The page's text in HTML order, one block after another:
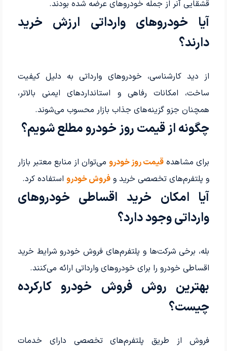
قشقایی آنر از جمله خودروهای عرضه شده بودند.
آیا خودروهای وارداتی ارزش خرید
دارند؟
از دید کارشناسی، خودروهای وارداتی به دلیل کیفیت
ساخت، امکانات رفاهی و استانداردهای ایمنی بالاتر،
همچنان جزو گزینه‌های جذاب بازار محسوب می‌شوند.
چگونه از قیمت روز خودرو مطلع شویم؟
برای مشاهده قیمت روز خودرومی‌توان از منابع معتبر بازار
و پلتفرم‌های تخصصی خرید و فروش خودرواستفاده کرد.
آیا امکان خرید اقساطی خودروهای
وارداتی وجود دارد؟
بله، برخی شرکت‌ها و پلتفرم‌های فروش خودرو شرایط خرید
اقساطی خودرو را برای خودروهای وارداتی ارائه می‌کنند.
بهترین روش فروش خودرو کارکرده
چیست؟
فروش از طریق پلتفرم‌های تخصصی دارای خدمات